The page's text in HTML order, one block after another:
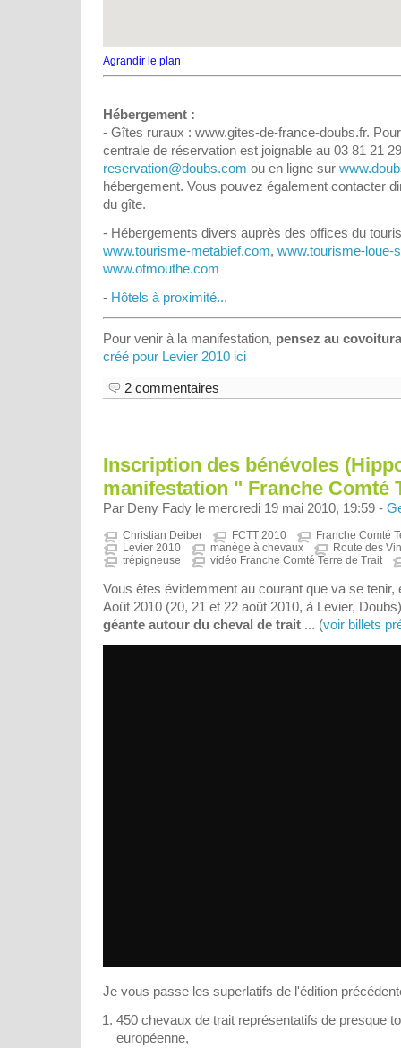
Agrandir le plan
Hébergement :
- Gîtes ruraux : www.gites-de-france-doubs.fr.
centrale de réservation est joignable au 03 81 21
reservation@doubs.com ou en ligne sur
hébergement. Vous pouvez également contacter
du gîte.
- Hébergements divers auprès des offices du
www.tourisme-metabief.com, www.tourisme-loue-
www.otmouthe.com
- Hôtels à proximité...
Pour venir à la manifestation, pensez au
créé pour Levier 2010 ici
2 commentaires
Inscription des bénévoles
manifestation " Franche Comté
Par Deny Fady le mercredi 19 mai 2010, 19:59 -
Christian Deiber FCTT 2010
Franche Comté
Levier 2010
manège à chevaux
Route des
trépigneuse
vidéo Franche Comté Terre de Trait
Vous êtes évidemment au courant que va se tenir,
Août 2010 (20, 21 et 22 août 2010, à Levier,
géante autour du cheval de trait ... (voir billets
Je vous passe les superlatifs de l'édition
450 chevaux de trait représentatifs de presque
européenne,